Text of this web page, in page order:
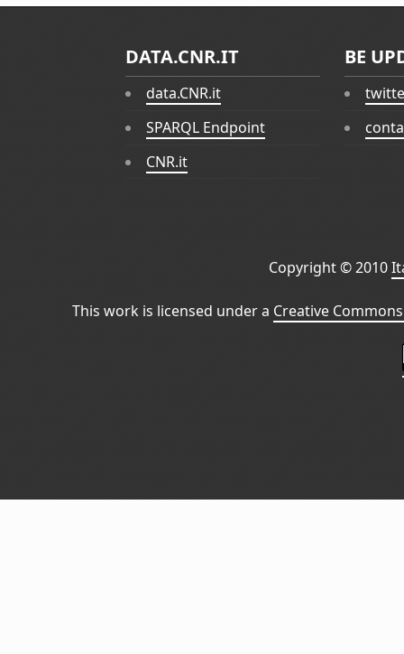
DATA.CNR.IT
data.CNR.it
SPARQL Endpoint
CNR.it
BE
Copyright © 2010
This work is licensed under a Creative